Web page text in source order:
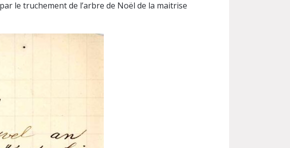
le truchement de l’arbre de Noël de la maitrise